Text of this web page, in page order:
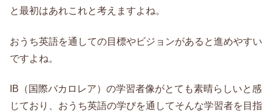
と最初はあれこれと考えますよね。
おうち英語を通しての目標やビジョンがあると進めやすい
ですよね。
IB（国際バカロレア）の学習者像がとても素晴らしいと感
じており、おうち英語の学びを通してそんな学習者を目指